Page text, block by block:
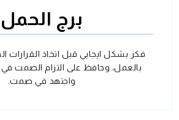
برج الحمل
فكر بشكل ايجابي قبل اتخاذ القرارات
بالعمل، وحافظ على التزام الصمت في
واجتهد في صمت.